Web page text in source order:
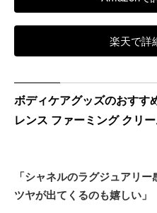
楽天で詳
ボディケアグッズのおすす
レンス ファーミング クリ
「シャネルのラグジュアリ
ツヤが出てくるのも嬉しい」